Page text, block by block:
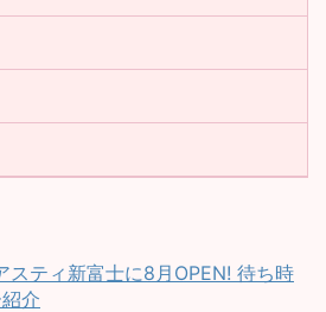
スティ新富士に8月OPEN! 待ち時
介